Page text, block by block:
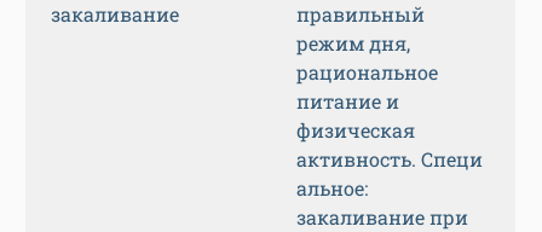
закаливание
правильный
режим дня,
рациональное
питание и
физическая
активность. Специ
альное:
закаливание при